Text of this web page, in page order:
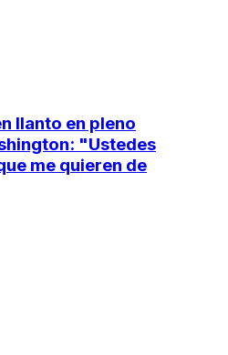
llanto en pleno
"Ustedes
me quieren de